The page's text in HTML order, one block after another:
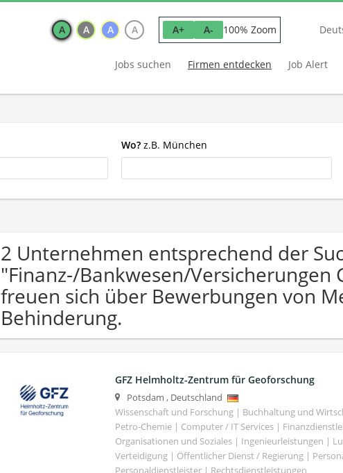
A A A A A+ A- 100% Zoom
Jobs suchen Firmen entdecken Job Alert
Wo? z.B. München
2 Unternehmen entsprechend der
"Finanz-/Bankwesen/Versicherungen
freuen sich über Bewerbungen von
Behinderung.
GFZ Helmholtz-Zentrum für Geoforschung
Potsdam , Deutschland
Wissenschaft und Forschung | Buchhaltung und
Petro-Chemie | Computer / IT Services |
Organisationen und Soziales | Ingenieurleistungen |
Verteidigung | Öffentlicher Dienst / Regierung |